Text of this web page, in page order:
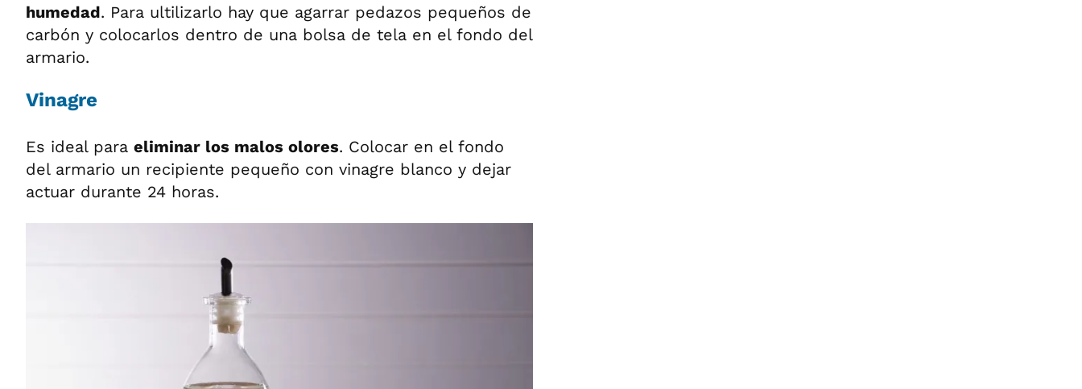
humedad. Para ultilizarlo hay que agarrar pedazos pequeños de
carbón y colocarlos dentro de una bolsa de tela en el fondo del
armario.
Vinagre
Es ideal para eliminar los malos olores. Colocar en el fondo
del armario un recipiente pequeño con vinagre blanco y dejar
actuar durante 24 horas.